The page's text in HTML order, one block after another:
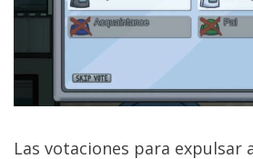
Las votaciones para expulsar